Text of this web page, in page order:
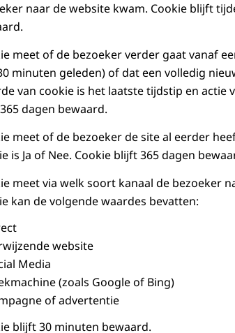
naar de website kwam. Cookie blijft
meet of de bezoeker verder gaat vanaf
minuten geleden) of dat een volledig
van cookie is het laatste tijdstip en actie
dagen bewaard.
meet of de bezoeker de site al eerder
is Ja of Nee. Cookie blijft 365 dagen
meet via welk soort kanaal de bezoeker
kan de volgende waardes bevatten:
website
Media
(zoals Google of Bing)
of advertentie
blijft 30 minuten bewaard.